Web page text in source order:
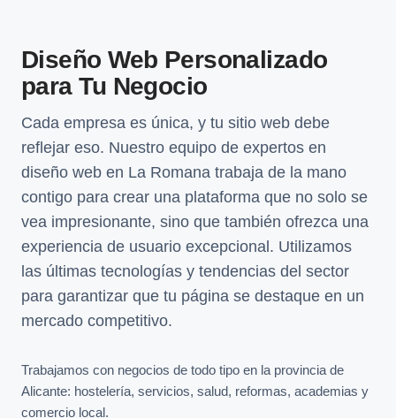
Diseño Web Personalizado
para Tu Negocio
Cada empresa es única, y tu sitio web debe
reflejar eso. Nuestro equipo de expertos en
diseño web en La Romana trabaja de la mano
contigo para crear una plataforma que no solo se
vea impresionante, sino que también ofrezca una
experiencia de usuario excepcional. Utilizamos
las últimas tecnologías y tendencias del sector
para garantizar que tu página se destaque en un
mercado competitivo.
Trabajamos con negocios de todo tipo en la provincia de
Alicante: hostelería, servicios, salud, reformas, academias y
comercio local.